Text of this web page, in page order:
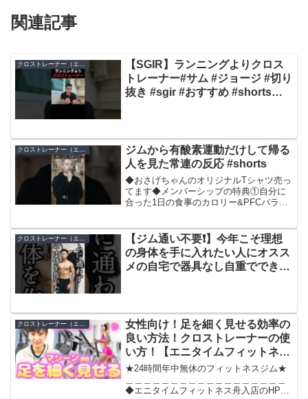
関連記事
クロストレーナー（エリプティカルマシン）
【SGIR】ランニングよりクロス
トレーナー#サム #ジョージ #切り
抜き #sgir #おすすめ #shorts
ジムから有酸素運動だけして帰る
人を見た常連の反応 #shorts
◆おさげちゃんのオリジナルTシャツ売っ
てます◆メンバーシップの特典①自分に
合った1日の食事のカロリー&PFCバラン
メンバー限定の動画を視聴できる④メン
バー限定の生放送で...
クロストレーナー（エリプティカルマシン）
【ジム通い不要❗️】今年こそ理想
の身体を手に入れたい人にオスス
メの自宅で器具なし自重でできる
力なり
女性向け！足を細く見せる効率の
良い方法！クロストレーナーの使
い方！【エニタイムフィットネス
広島五日市店】
★24時間年中無休のフィットネスジム★
◆エニタイムフィットネス舟入店のHPは